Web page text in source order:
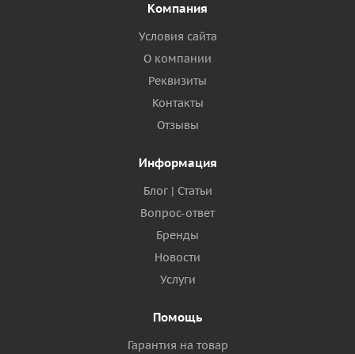
Компания
Условия сайта
О компании
Реквизиты
Контакты
Отзывы
Информация
Блог | Статьи
Вопрос-ответ
Бренды
Новости
Услуги
Помощь
Гарантия на товар